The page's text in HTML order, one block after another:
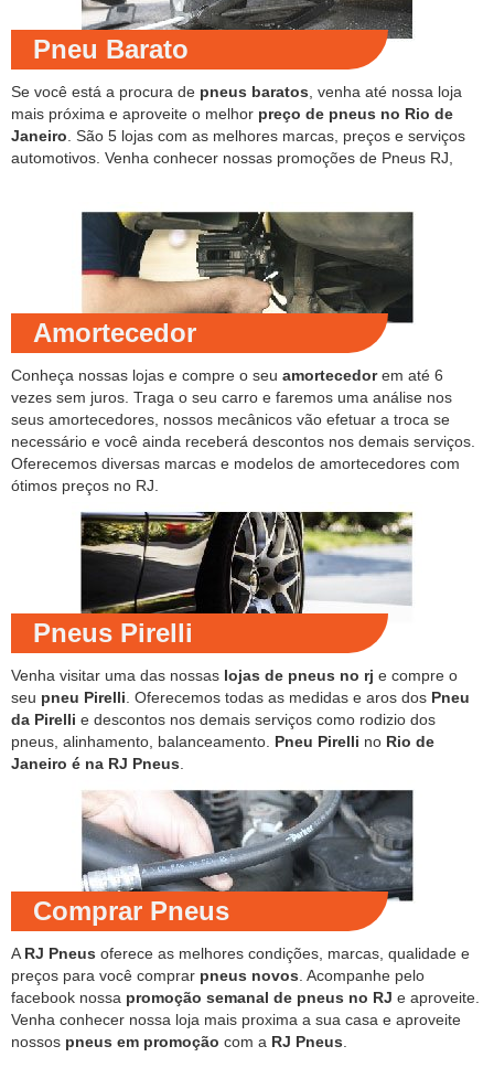
Pneu Barato
Se você está a procura de pneus baratos , venha até nossa loja
mais próxima e aproveite o melhor preço de pneus no Rio de
Janeiro . São 5 lojas com as melhores marcas, preços e serviços
automotivos. Venha conhecer nossas promoções de Pneus RJ,
Amortecedor
Conheça nossas lojas e compre o seu amortecedorem até 6
vezes sem juros. Traga o seu carro e faremos uma análise nos
seus amortecedores, nossos mecânicos vão efetuar a troca se
necessário e você ainda receberá descontos nos demais serviços.
Oferecemos diversas marcas e modelos de amortecedores com
ótimos preços no RJ.
Pneus Pirelli
Venha visitar uma das nossas lojas de pneus no rj e compre o
seu pneu Pirelli . Oferecemos todas as medidas e aros dos Pneu
da Pirelli e descontos nos demais serviços como rodizio dos
pneus, alinhamento, balanceamento. Pneu Pirelli no Rio de
Janeiro é na RJ Pneus
Comprar Pneus
A RJ Pneus oferece as melhores condições, marcas, qualidade e
preços para você comprar pneus novos . Acompanhe pelo
facebook nossa promoção semanal de pneus no RJ e aproveite.
Venha conhecer nossa loja mais proxima a sua casa e aproveite
nossos pneus em promoção com a RJ Pneus